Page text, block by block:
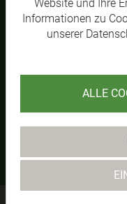
KM1
Website und Ihre
Informationen zu
unserer
ALLE